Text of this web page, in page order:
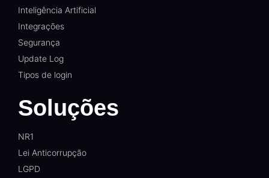
Inteligência Artificial
Integrações
Segurança
Update Log
Tipos de login
Soluções
NR1
Lei Anticorrupção
LGPD